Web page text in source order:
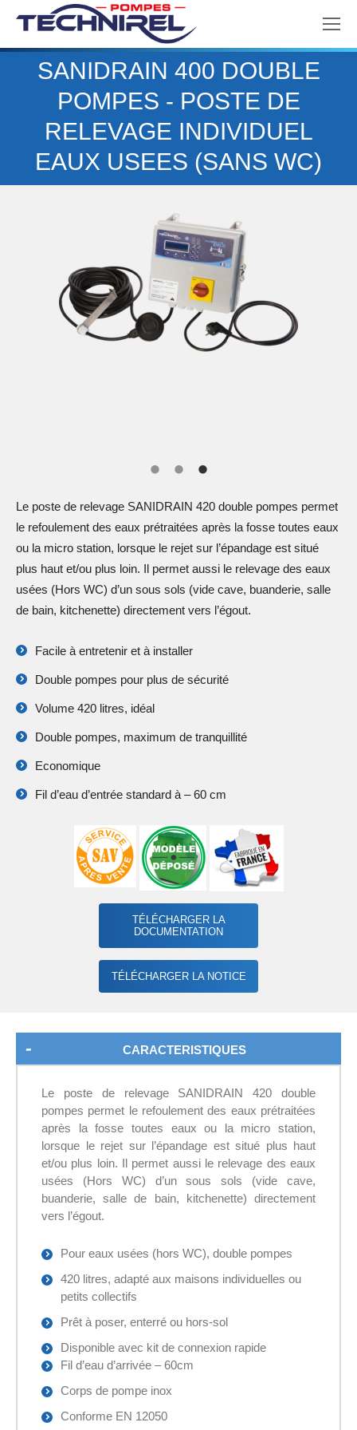
SANIDRAIN 400 DOUBLE
POMPES - POSTE DE
RELEVAGE INDIVIDUEL
EAUX USEES (SANS WC)
Le poste de relevage SANIDRAIN 420 double pompes permet
le refoulement des eaux prétraitées après la fosse toutes eaux
ou la micro station, lorsque le rejet sur l’épandage est situé
plus haut et/ou plus loin. Il permet aussi le relevage des eaux
usées (Hors WC) d’un sous sols (vide cave, buanderie, salle
de bain, kitchenette) directement vers l’égout.
Facile à entretenir et à installer
Double pompes pour plus de sécurité
Volume 420 litres, idéal
Double pompes, maximum de tranquillité
Economique
Fil d’eau d’entrée standard à – 60 cm
TÉLÉCHARGER LA
DOCUMENTATION
TÉLÉCHARGER LA NOTICE
CARACTERISTIQUES
Le poste de relevage SANIDRAIN 420 double
pompes permet le refoulement des eaux prétraitées
après la fosse toutes eaux ou la micro station,
lorsque le rejet sur l’épandage est situé plus haut
et/ou plus loin. Il permet aussi le relevage des eaux
usées (Hors WC) d’un sous sols (vide cave,
buanderie, salle de bain, kitchenette) directement
vers l’égout.
Pour eaux usées (hors WC), double pompes
420 litres, adapté aux maisons individuelles ou
petits collectifs
Prêt à poser, enterré ou hors-sol
Disponible avec kit de connexion rapide
Fil d’eau d’arrivée – 60cm
Corps de pompe inox
Conforme EN 12050